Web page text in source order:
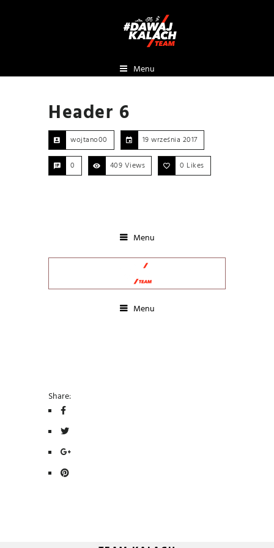
Menu
Header 6
wojtano00 19 września 2017
0 409 Views 0 Likes
Menu
Menu
Share: